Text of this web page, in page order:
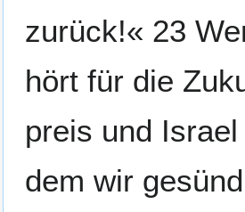
zurück!« 23
hört für die
preis und
dem wir